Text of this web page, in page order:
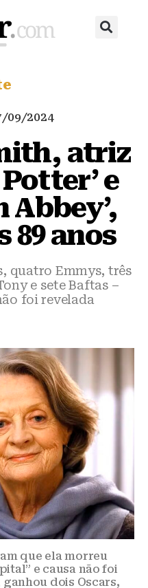
09/2024
atriz
e
Abbey’,
89 anos
quatro Emmys, três
e sete Baftas –
foi revelada
que ela morreu
e causa não foi
dois Oscars,